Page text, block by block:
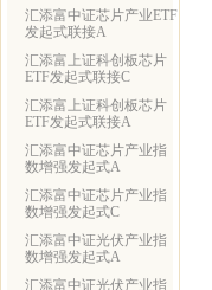
汇添富中证芯片产业ETF
发起式联接A
汇添富上证科创板芯片
ETF发起式联接C
汇添富上证科创板芯片
ETF发起式联接A
汇添富中证芯片产业指
数增强发起式A
汇添富中证芯片产业指
数增强发起式C
汇添富中证光伏产业指
数增强发起式A
汇添富中证光伏产业指